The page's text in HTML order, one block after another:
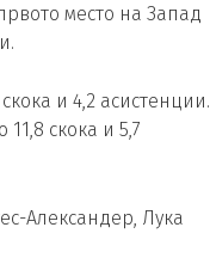
место на Запад
и 4,2 асистенции.
скока и 5,7
Александер, Лука